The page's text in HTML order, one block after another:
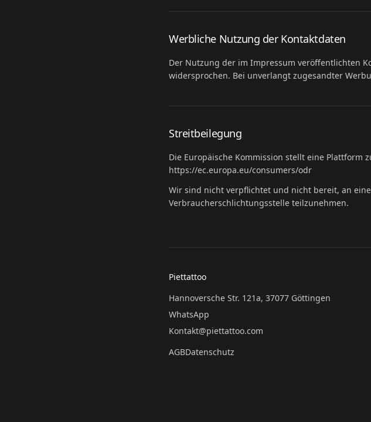
Werbliche Nutzung der Kontaktdaten
Der Nutzung der im Impressum veröffentlichten
widersprochen. Bei unverlangt zugesandter
Streitbeilegung
Die Europäische Kommission stellt eine Plattform
https://ec.europa.eu/consumers/odr
Wir sind nicht verpflichtet und nicht bereit, an
Verbraucherschlichtungsstelle teilzunehmen.
Piettattoo
Hannoversche Str. 121a, 37077 Göttingen
WhatsApp
Kontakt@piettattoo.com
AGBDatenschutz